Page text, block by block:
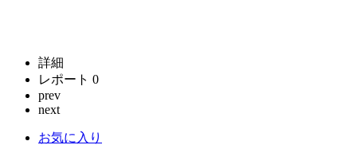
詳細
レポート 0
prev
next
お気に入り